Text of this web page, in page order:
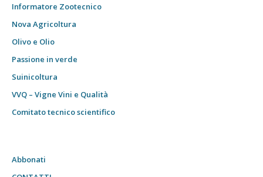
Informatore Zootecnico
Nova Agricoltura
Olivo e Olio
Passione in verde
Suinicoltura
VVQ – Vigne Vini e Qualità
Comitato tecnico scientifico
Abbonati